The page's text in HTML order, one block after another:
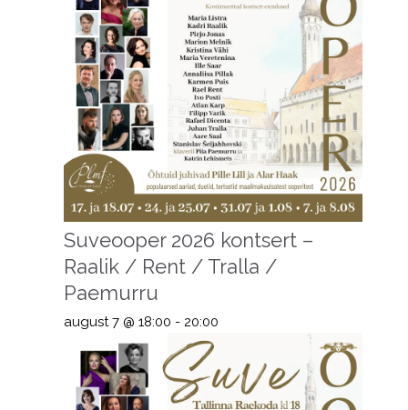
Suveooper 2026 kontsert –
Raalik / Rent / Tralla /
Paemurru
august 7 @ 18:00 - 20:00